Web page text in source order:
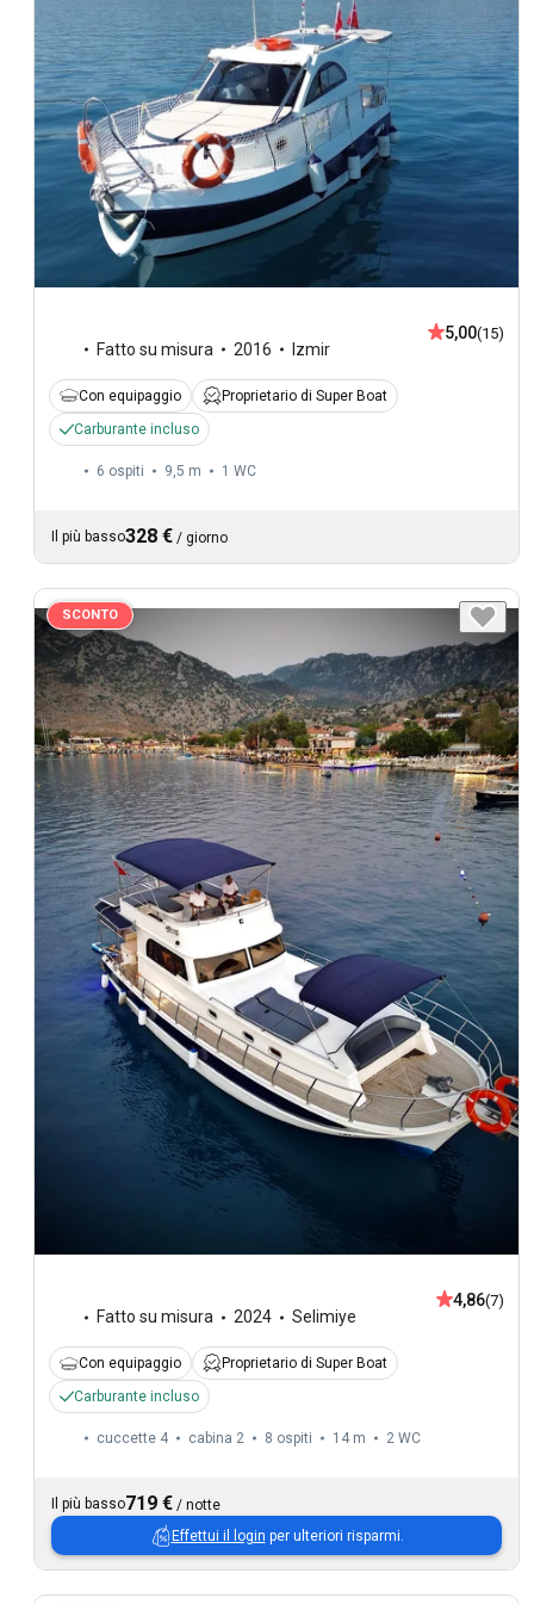
Fatto su misura 2016 Izmir
5,00(15)
Con equipaggio
Proprietario di Super Boat
Carburante incluso
6 ospiti 9,5 m 1 WC
Il più basso328 € / giorno
SCONTO
Fatto su misura 2024 Selimiye
4,86(7)
Con equipaggio
Proprietario di Super Boat
Carburante incluso
cuccette 4 cabina 2 8 ospiti 14 m 2 WC
Il più basso719 € / notte
Effettui il login per ulteriori risparmi.